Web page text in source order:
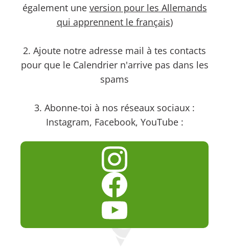
également une version pour les Allemands
qui apprennent le français)
2. Ajoute notre adresse mail à tes contacts
pour que le Calendrier n'arrive pas dans les
spams
3. Abonne-toi à nos réseaux sociaux :
Instagram, Facebook, YouTube :